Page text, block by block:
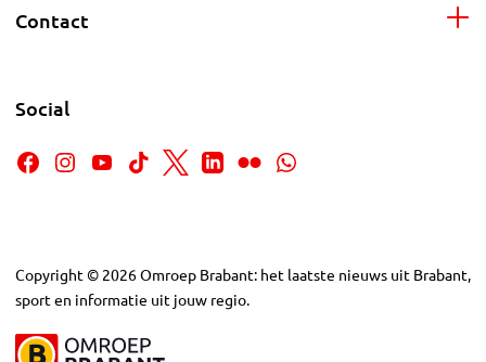
Contact
Social
Copyright © 2026Omroep Brabant: het laatste nieuws uit Brabant,
sport en informatie uit jouw regio.